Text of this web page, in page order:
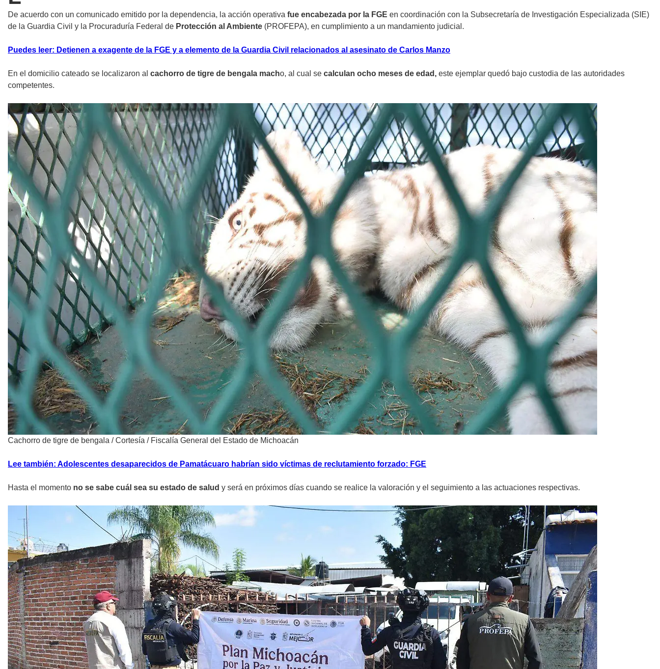
De acuerdo con un comunicado emitido por la dependencia, la acción operativa fue encabezada por la FGE en coordinación con la Subsecretaría de Investigación Especializada (SIE)
de la Guardia Civil y la Procuraduría Federal de Protección al Ambiente (PROFEPA), en cumplimiento a un mandamiento judicial.
Puedes leer: Detienen a exagente de la FGE y a elemento de la Guardia Civil relacionados al asesinato de Carlos Manzo
En el domicilio cateado se localizaron al cachorro de tigre de bengala macho, al cual se calculan ocho meses de edad, este ejemplar quedó bajo custodia de las autoridades
competentes.
Cachorro de tigre de bengala /Cortesía / Fiscalía General del Estado de Michoacán
Lee también: Adolescentes desaparecidos de Pamatácuaro habrían sido víctimas de reclutamiento forzado: FGE
Hasta el momento no se sabe cuál sea su estado de salud y será en próximos días cuando se realice la valoración y el seguimiento a las actuaciones respectivas.